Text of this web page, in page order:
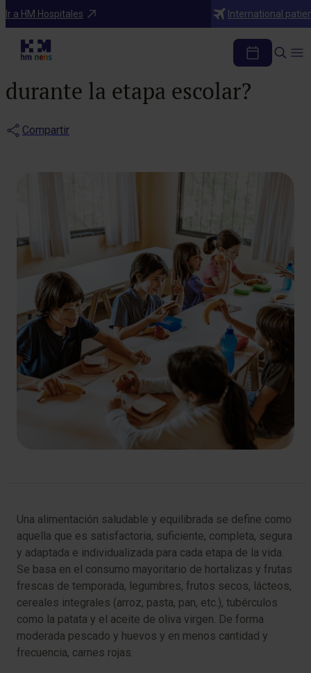
Ir a HM Hospitales International
Blog
¿Cómo llevar una
alimentación equilibrada
durante la etapa escolar?
Compartir
Una alimentación saludable y equilibrada se define como
aquella que es satisfactoria, suficiente, completa, segura
y adaptada e individualizada para cada etapa de la vida.
Se basa en el consumo mayoritario de hortalizas y frutas
frescas de temporada, legumbres, frutos secos, lácteos,
cereales integrales (arroz, pasta, pan, etc.), tubérculos
como la patata y el aceite de oliva virgen. De forma
moderada pescado y huevos y en menos cantidad y
frecuencia, carnes rojas.